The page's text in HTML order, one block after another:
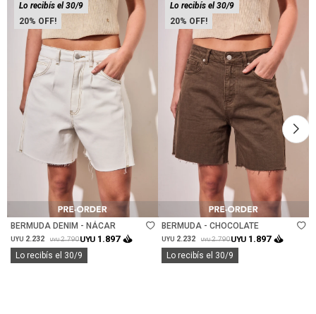
20
Lo recibís el 30/9
Talle
BERMUDA DENIM - NÁCAR
UYU 2.232 UYU 2.790UYU 1.897
Lo recibís el 30/9
20
Lo recibís el 30/9
Talle
BERMUDA - CHOCOLATE
UYU 2.232 UYU 2.790UYU 1.897
Lo recibís el 30/9